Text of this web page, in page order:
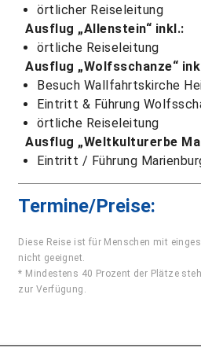
örtlicher Reiseleitung
Ausflug „Allenstein“ inkl.:
örtliche Reiseleitung
Ausflug „Wolfsschanze“
Besuch Wallfahrtskirche
Eintritt & Führung
örtliche Reiseleitung
Ausflug „Weltkulturerbe
Eintritt / Führung
Termine/Preise:
Diese Reise ist für Menschen mit
nicht geeignet.
* Mindestens 40 Prozent der Plätze
zur Verfügung.